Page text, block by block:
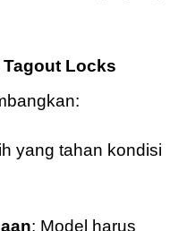
Locks
yang tahan kondisi
: Model harus